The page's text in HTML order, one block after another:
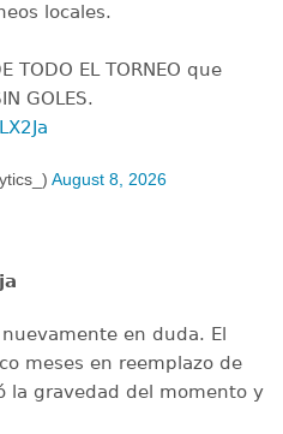
locales.
TODO EL TORNEO que
GOLES.
August 8, 2026
en duda. El
meses en reemplazo de
la gravedad del momento y